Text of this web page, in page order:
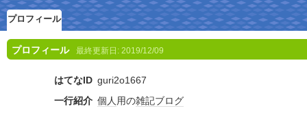
プロフィール
プロフィール 最終更新日: 2019/12/09
はてなID guri2o1667
一行紹介 個人用の雑記ブログ